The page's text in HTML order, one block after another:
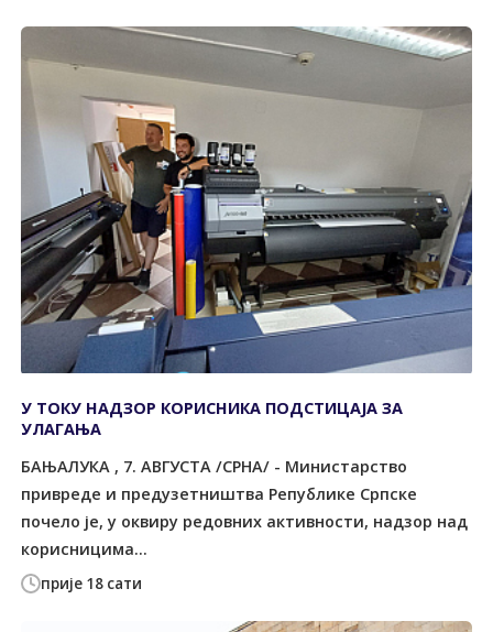
прије 18 сати
У ТОКУ НАДЗОР КОРИСНИКА ПОДСТИЦАЈА ЗА
УЛАГАЊА
БАЊАЛУКА , 7. АВГУСТА /СРНА/ - Министарство
привреде и предузетништва Републике Српске
почело је, у оквиру редовних активности, надзор над
корисницима...